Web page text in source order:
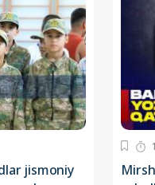
jismoniy